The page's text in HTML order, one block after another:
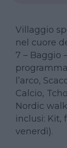
Villaggio
nel cuore
7 – Baggio
l’arco,
Calcio,
Nordic
inclusi: Kit,
venerdì).